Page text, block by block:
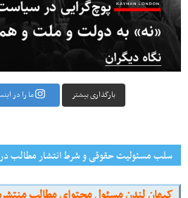
بارگذاری بیشتر ما را در
سلب مسئولیت حقوقی و شرط انتشار مطالب